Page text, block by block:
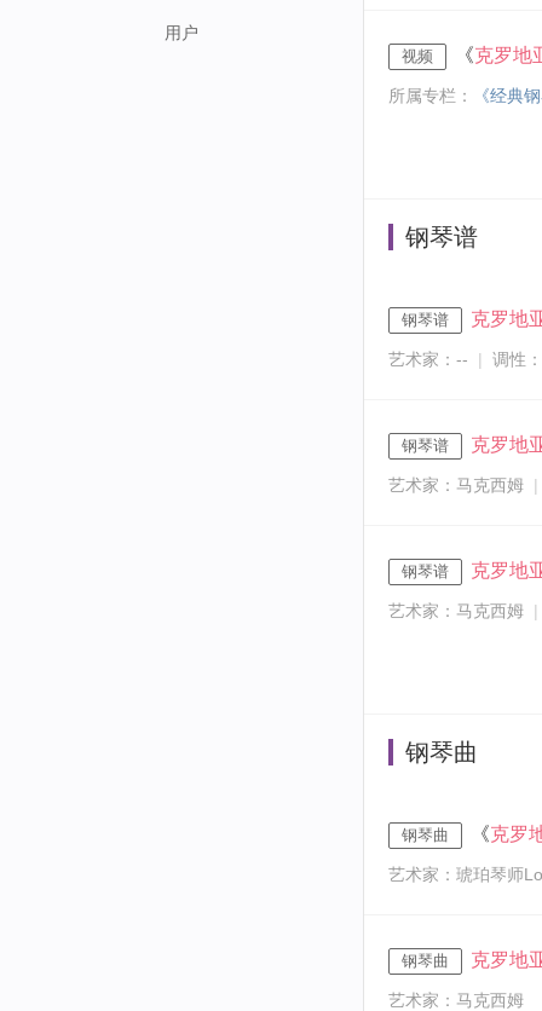
用户
视频 《克罗地
所属专栏： 《经典
钢琴谱
钢琴谱 克罗地
艺术家：-- | 调性
钢琴谱 克罗地
艺术家：马克西姆 |
钢琴谱 克罗地
艺术家：马克西姆 |
钢琴曲
钢琴曲 《克罗
艺术家：琥珀琴师
钢琴曲 克罗地
艺术家：马克西姆